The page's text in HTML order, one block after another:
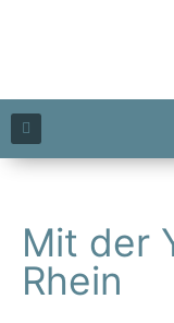
Mit der
Rhein